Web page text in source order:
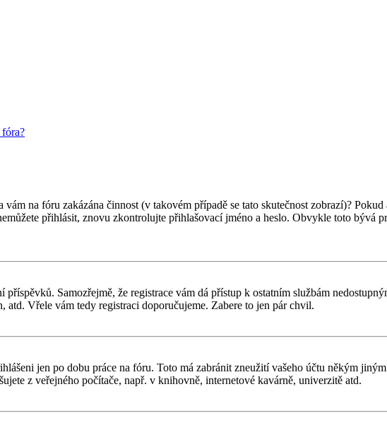
na fóru zakázána činnost (v takovém případě se tato skutečnost zobrazí)?
přihlásit, znovu zkontrolujte přihlašovací jméno a heslo. Obvykle toto bývá
Samozřejmě, že registrace vám dá přístup k ostatním službám
Vřele vám tedy registraci doporučujeme. Zabere to jen pár chvil.
jen po dobu práce na fóru. Toto má zabránit zneužití vašeho účtu někým
z veřejného počítače, např. v knihovně, internetové kavárně, univerzitě atd.